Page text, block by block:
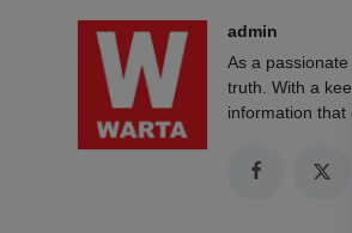
admin
As a
truth. With a
information that